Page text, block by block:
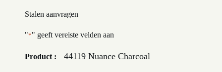
Stalen aanvragen
"*" geeft vereiste velden aan
Product : 44119 Nuance Charcoal